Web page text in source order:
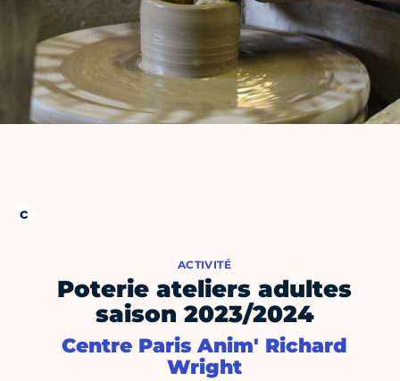
ACTIVITÉ
Poterie ateliers adultes
saison 2023/2024
Centre Paris Anim' Richard
Wright